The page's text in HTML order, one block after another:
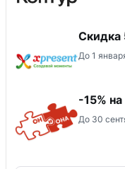
Скидка
До 1
-15%
До 30